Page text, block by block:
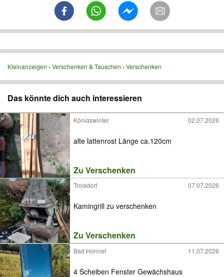
Kleinanzeigen Verschenken & Tauschen Verschenken
Das könnte dich auch interessieren
Königswinter 02.07.2026
alte lattenrost Länge ca.120cm
Zu Verschenken
Troisdorf 07.07.2026
Kamingrill zu verschenken
Zu Verschenken
Bad Honnef 11.07.2026
4 Scheiben Fenster Gewächshaus